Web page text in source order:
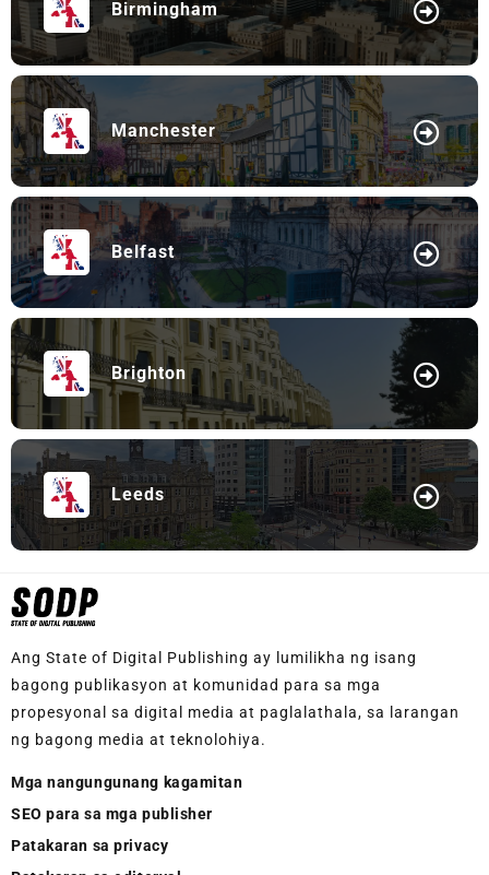
Birmingham
Manchester
Belfast
Brighton
Leeds
Ang State of Digital Publishing ay lumilikha ng isang
bagong publikasyon at komunidad para sa mga
propesyonal sa digital media at paglalathala, sa larangan
ng bagong media at teknolohiya.
Mga nangungunang kagamitan
SEO para sa mga publisher
Patakaran sa privacy